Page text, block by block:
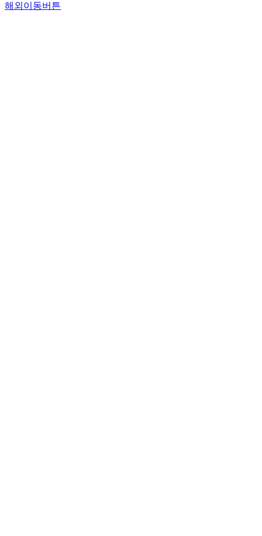
해외이동버튼